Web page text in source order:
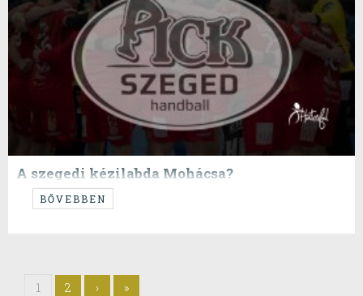
A szegedi kézilabda Mohácsa?
Amerre te, arra mi?
BŐVEBBEN
1 2 › »